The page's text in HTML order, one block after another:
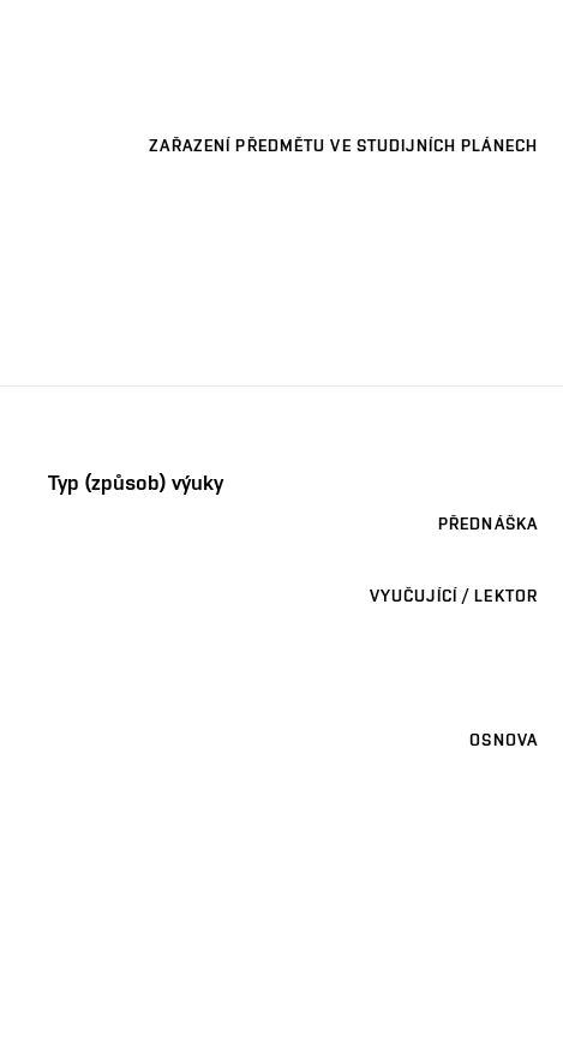
ZAŘAZENÍ PŘEDMĚTU VE STUDIJNÍCH PLÁNECH
Typ (způsob) výuky
PŘEDNÁŠKA
VYUČUJÍCÍ / LEKTOR
OSNOVA